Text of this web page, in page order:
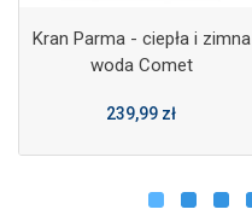
Kran Parma - ciepła i zimna
woda Comet
239,99 zł